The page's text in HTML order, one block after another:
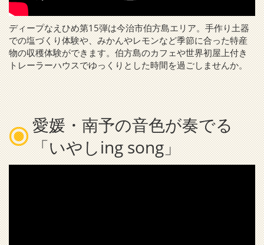
ディープなえひめ第15弾は今治市伯方島エリア。手作り土器
での塩づくり体験や、みかんやレモンなど季節に合った特産
物の収穫体験ができます。伯方島のカフェや世界初屋上付き
トレーラーハウスでゆっくりとした時間を過ごしませんか。
愛媛・南予の音色が奏でる
「いやしing song」